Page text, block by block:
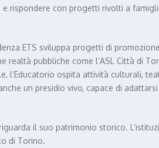
rispondere con progetti rivolti a
ETS sviluppa progetti di
realtà pubbliche come l’ASL Città di
l’Educatorio ospita attività culturali,
un presidio vivo, capace di
il suo patrimonio storico.
di Torino.